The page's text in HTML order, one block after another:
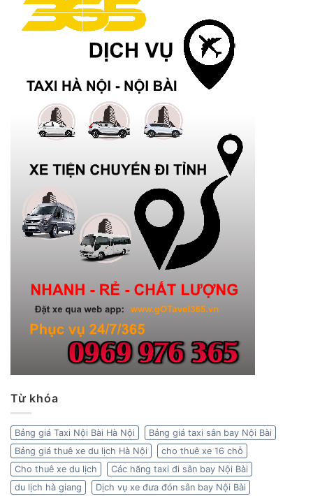
Từ khóa
Bảng giá Taxi Nội Bài Hà Nội
Bảng giá taxi sân bay Nội Bài
Bảng giá thuê xe du lịch Hà Nội
cho thuê xe 16 chỗ
Cho thuê xe du lịch
Các hãng taxi đi sân bay Nội Bài
du lịch hà giang
Dịch vụ xe đưa đón sân bay Nội Bài